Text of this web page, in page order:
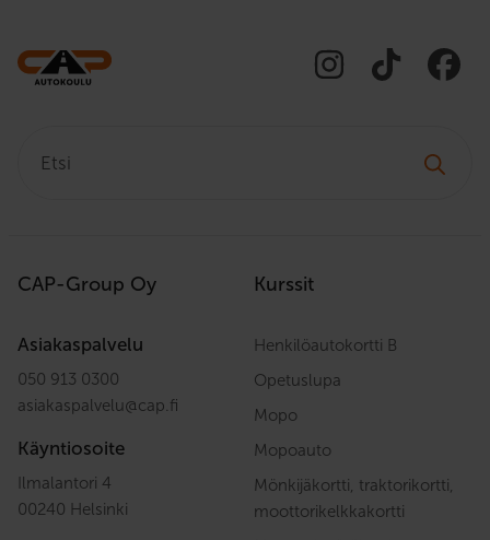
CAP-Group Oy
Asiakaspalvelu
050 913 0300
asiakaspalvelu@cap.fi
Käyntiosoite
Ilmalantori 4
00240 Helsinki
Kurssit
Henkilöautokortti B
Opetuslupa
Mopo
Mopoauto
Mönkijäkortti, traktorikortti,
moottorikelkkakortti